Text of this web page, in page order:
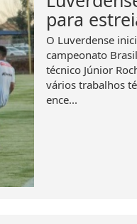
para
O Luverdense
campeonato
técnico Júnior
vários trabalhos
ence...